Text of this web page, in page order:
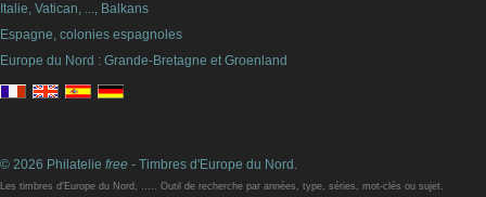
Italie, Vatican, ..., Balkans
Espagne, colonies espagnoles
Europe du Nord : Grande-Bretagne et Groenland
© 2026 Philatelie free - Timbres d'Europe du Nord.
Les timbres d'Europe du Nord, ..... Outil de recherche par années, type, séries, mot-clés ou sujet.